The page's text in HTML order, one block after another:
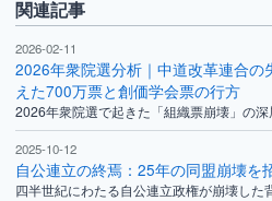
関連記事
2026-02-11
2026年衆院選分析｜中道改革連合の
えた700万票と創価学会票の行方
2026年衆院選で起きた「組織票崩壊」の
2025-10-12
自公連立の終焉：25年の同盟崩壊を
四半世紀にわたる自公連立政権が崩壊し